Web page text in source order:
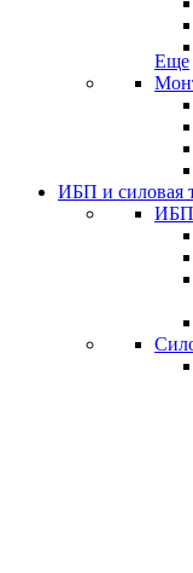
Еще
ИБП и силовая
ИБП